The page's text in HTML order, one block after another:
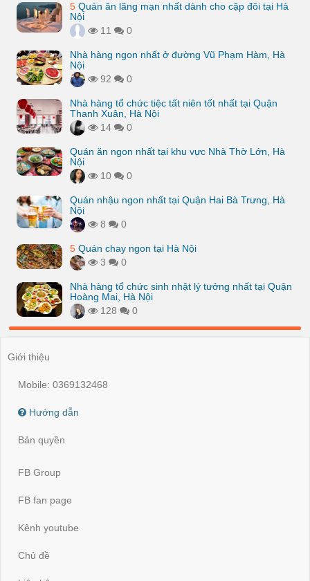
5 Quán ăn lãng mạn nhất dành cho cặp đôi tại Hà
Nội
11
0
Nhà hàng ngon nhất ở đường Vũ Phạm Hàm, Hà
Nội
92
0
Nhà hàng tổ chức tiệc tất niên tốt nhất tại Quận
Thanh Xuân, Hà Nội
14
0
Quán ăn ngon nhất tại khu vực Nhà Thờ Lớn, Hà
Nội
10
0
Quán nhậu ngon nhất tại Quận Hai Bà Trưng, Hà
Nội
8
0
5 Quán chay ngon tại Hà Nội
3
0
Nhà hàng tổ chức sinh nhật lý tưởng nhất tại Quận
Hoàng Mai, Hà Nội
128
0
Giới thiệu
Mobile: 0369132468
Hướng dẫn
Bản quyền
FB Group
FB fan page
Kênh youtube
Chủ đề